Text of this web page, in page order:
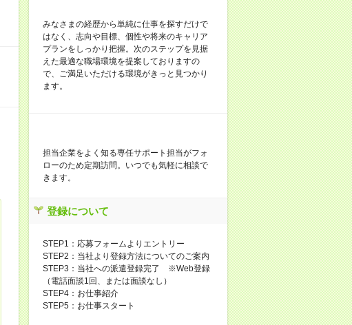
みなさまの経歴から単純に仕事を探すだけで
はなく、志向や目標、個性や将来のキャリア
プランをしっかり把握。次のステップを見据
えた最適な職場環境を提案しておりますの
で、ご満足いただける環境がきっと見つかり
ます。
担当企業をよく知る専任サポート担当がフォ
ローのため定期訪問。いつでも気軽に相談で
きます。
登録について
STEP1：応募フォームよりエントリー
STEP2：当社より登録方法についてのご案内
STEP3：当社への派遣登録完了 ※Web登録
（電話面談1回、または面談なし）
STEP4：お仕事紹介
STEP5：お仕事スタート